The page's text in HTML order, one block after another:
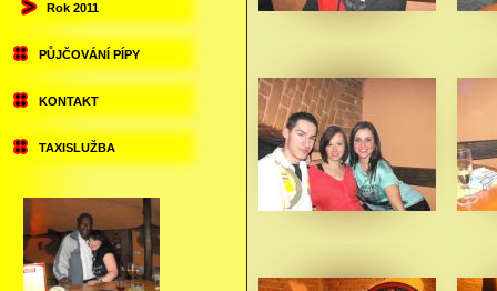
Rok 2011
PŮJČOVÁNÍ PÍPY
KONTAKT
TAXISLUŽBA